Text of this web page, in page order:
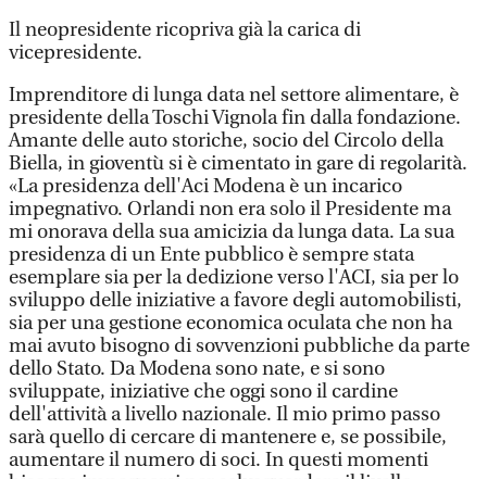
Il neopresidente ricopriva già la carica di
vicepresidente.
Imprenditore di lunga data nel settore alimentare, è
presidente della Toschi Vignola fin dalla fondazione.
Amante delle auto storiche, socio del Circolo della
Biella, in gioventù si è cimentato in gare di regolarità.
«La presidenza dell'Aci Modena è un incarico
impegnativo. Orlandi non era solo il Presidente ma
mi onorava della sua amicizia da lunga data. La sua
presidenza di un Ente pubblico è sempre stata
esemplare sia per la dedizione verso l'ACI, sia per lo
sviluppo delle iniziative a favore degli automobilisti,
sia per una gestione economica oculata che non ha
mai avuto bisogno di sovvenzioni pubbliche da parte
dello Stato. Da Modena sono nate, e si sono
sviluppate, iniziative che oggi sono il cardine
dell'attività a livello nazionale. Il mio primo passo
sarà quello di cercare di mantenere e, se possibile,
aumentare il numero di soci. In questi momenti